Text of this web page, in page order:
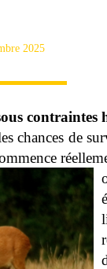
2025
contraintes
chances de